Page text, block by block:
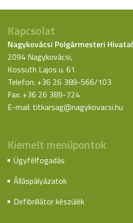
Kapcsolat
Nagykovácsi Polgármesteri Hivatal
2094 Nagykovácsi,
Kossuth Lajos u. 61.
Telefon: +36 26 389-566/103
Fax: +36 26 389-724
E-mail: titkarsag@nagykovacsi.hu
Kiemelt menüpontok
Ügyfélfogadás
Álláspályázatok
Defibrillátor készülék